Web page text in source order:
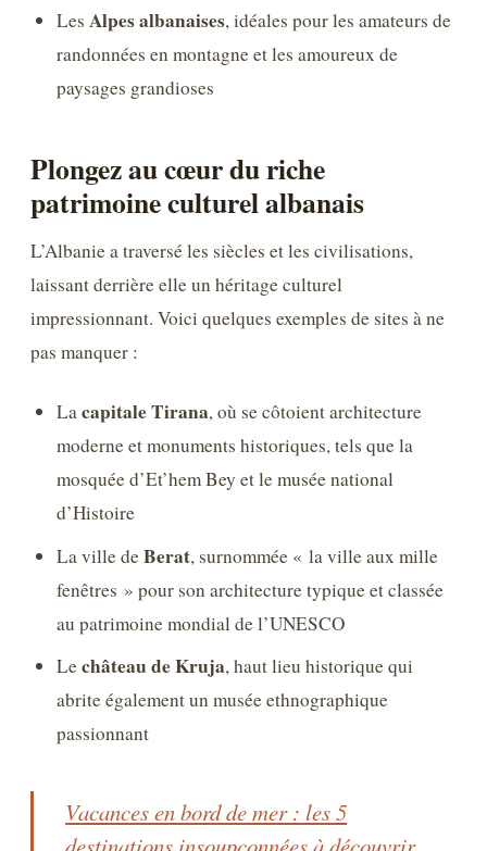
LesAlpes albanaises, idéales pour les amateurs de
randonnées en montagne et les amoureux de
paysages grandioses
Plongez au cœur du riche
patrimoine culturel albanais
L’Albanie a traversé les siècles et les civilisations,
laissant derrière elle un héritage culturel
impressionnant. Voici quelques exemples de sites à ne
pas manquer :
Lacapitale Tirana, où se côtoient architecture
moderne et monuments historiques, tels que la
mosquée d’Et’hem Bey et le musée national
d’Histoire
La ville deBerat, surnommée « la ville aux mille
fenêtres » pour son architecture typique et classée
au patrimoine mondial de l’UNESCO
Lechâteau de Kruja, haut lieu historique qui
abrite également un musée ethnographique
passionnant
Vacances en bord de mer : les 5